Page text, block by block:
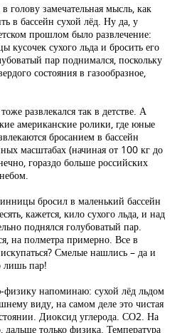
замечательная мысль, как
в бассейн сухой лёд. Ну да, у
прошлом было развлечение:
сухого льда и бросить его
пар поднимался, поскольку
состояния в газообразное,
развлекался так в детстве. А
американские ролики, где юные
бросанием в бассейн
масштабах (начиная от 100 кг до
гораздо больше российских
бросил в маленький бассейн
кажется, кило сухого льда, и над
поднялся голубоватый пар.
на полметра примерно. Все в
Смелые нашлись – да и
лишь пар!
напоминаю: сухой лёд льдом
виду, на самом деле это чистая
Диоксид углерода. СО2. На
только физика. Температура